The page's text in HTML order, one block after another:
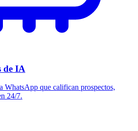
de IA
WhatsApp que califican prospectos,
24/7.